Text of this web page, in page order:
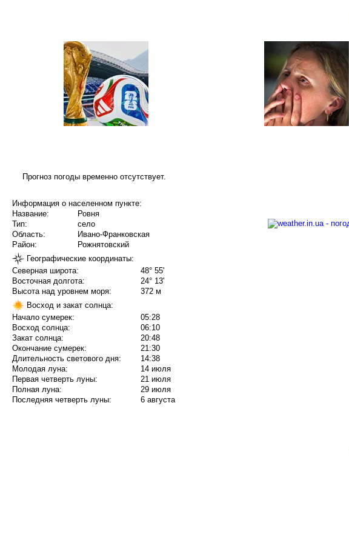
Прогноз погоды временно отсутствует.
Информация о населенном пункте:
Название:
Ровня
Тип:
село
Область:
Ивано-Франковская
Район:
Рожнятовский
Географические координаты:
Северная широта:
48° 55'
Восточная долгота:
24° 13'
Высота над уровнем моря:
372 м
Восход и закат солнца:
Начало сумерек:
05:28
Восход солнца:
06:10
Закат солнца:
20:48
Окончание сумерек:
21:30
Длительность светового дня:
14:38
Молодая луна:
14 июля
Первая четверть луны:
21 июля
Полная луна:
29 июля
Последняя четверть луны:
6 августа